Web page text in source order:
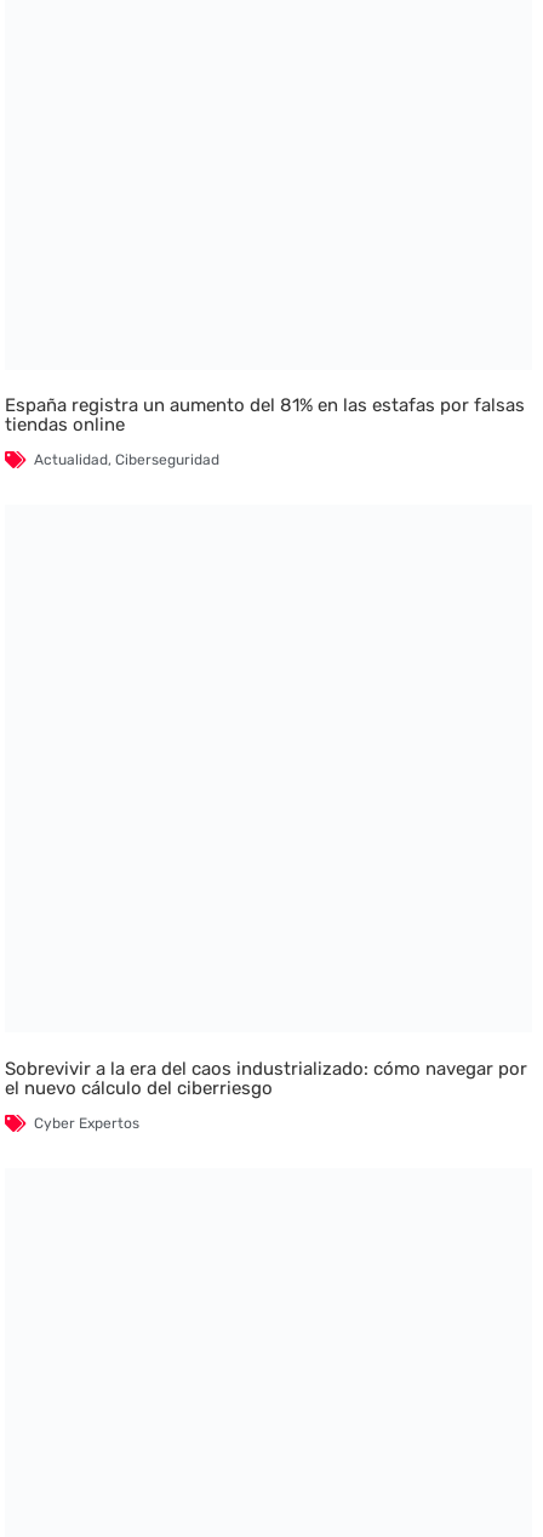
España registra un aumento del 81% en las estafas por falsas
tiendas online
Actualidad,Ciberseguridad
Sobrevivir a la era del caos industrializado: cómo navegar por
el nuevo cálculo del ciberriesgo
Cyber Expertos